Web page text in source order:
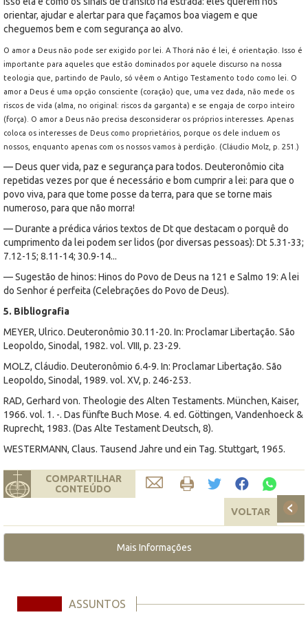
orientar, ajudar e alertar para que façamos boa viagem e que
cheguemos bem e com segurança ao alvo.
O amor a Deus não pode ser exigido por lei. A Thorá não é lei, é orientação. Isso é
importante para aqueles que estão dominados por aquele discurso na nossa
teologia que, partindo de Paulo, só vêem o Antigo Testamento todo como lei. O
amor a Deus é uma opção consciente (coração) que, uma vez dada, não mede os
riscos de vida (alma, no original: riscos da garganta) e se engaja de corpo inteiro
(força). O amor a Deus não precisa desconsiderar os próprios interesses. Apenas
coloca os interesses de Deus como proprietários, porque os dele incluem os
nossos, enquanto apenas com os nossos vamos à perdição. (Cláudio Molz, p. 251.)
— Deus quer vida, paz e segurança para todos. Deuteronômio cita
repetidas vezes por que é necessário e bom cumprir a lei: para que o
povo viva, para que tome posse da terra, para que se torne mais
numeroso, para que não morra!
— Durante a prédica vários textos de Dt que destacam o porquê do
cumprimento da lei podem ser lidos (por diversas pessoas): Dt 5.31-33;
7.12-15; 8.11-14; 30.9-14...
— Sugestão de hinos: Hinos do Povo de Deus na 121 e Salmo 19: A lei
do Senhor é perfeita (Celebrações do Povo de Deus).
5. Bibliografia
MEYER, Ulrico. Deuteronômio 30.11-20. In: Proclamar Libertação. São
Leopoldo, Sinodal, 1982. vol. VIII, p. 23-29.
MOLZ, Cláudio. Deuteronômio 6.4-9. In: Proclamar Libertação. São
Leopoldo, Sinodal, 1989. vol. XV, p. 246-253.
RAD, Gerhard von. Theologie des Alten Testaments. München, Kaiser,
1966. vol. 1. -. Das fünfte Buch Mose. 4. ed. Göttingen, Vandenhoeck &
Ruprecht, 1983. (Das Alte Testament Deutsch, 8).
WESTERMANN, Claus. Tausend Jahre und ein Tag. Stuttgart, 1965.
COMPARTILHAR
CONTEÚDO
VOLTAR
Mais Informações
ASSUNTOS